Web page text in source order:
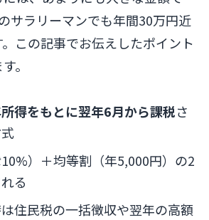
サラリーマンでも年間30万円近
この記事でお伝えしたポイント
。
得をもとに翌年6月から課税さ
）＋均等割（年5,000円）の2
る
住民税の一括徴収や翌年の高額